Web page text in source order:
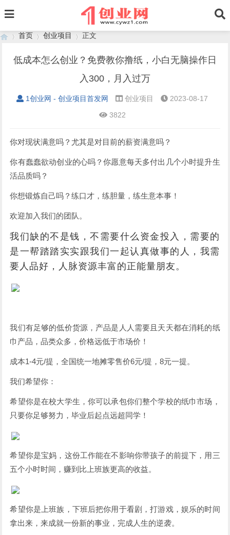
首页 创业项目 正文
低成本怎么创业？免费教你撸纸，小白无脑操作日
入300，月入过万
1创业网 - 创业项目首发网 创业项目
2023-08-17
3822
你对现状满意吗？尤其是对目前的薪资满意吗？
你有蠢蠢欲动创业的心吗？你愿意每天多付出几个小时提升生
活品质吗？
你想锻炼自己吗？练口才，练胆量，练生意本事！
欢迎加入我们的团队。
我们缺的不是钱，不需要什么资金投入，需要的
是一帮踏踏实实跟我们一起认真做事的人，我需
要人品好，人脉资源丰富的正能量朋友。
我们有足够的低价货源，产品是人人需要且天天都在消耗的纸
巾产品，品类众多，价格远低于市场价！
成本1-4元/提，全国统一地摊零售价6元/提，8元一提。
我们希望你：
希望你是在校大学生，你可以承包你们整个学校的纸巾市场，
只要你足够努力，毕业后起点远超同学！
希望你是宝妈，这份工作能在不影响你带孩子的前提下，用三
五个小时时间，赚到比上班族更高的收益。
希望你是上班族，下班后把你用于看剧，打游戏，娱乐的时间
拿出来，来成就一份新的事业，完成人生的逆袭。